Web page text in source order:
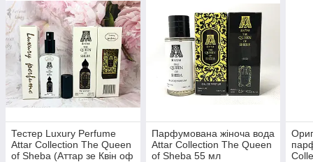
Тестер Luxury Perfume
Attar Collection The Queen
of Sheba (Аттар зе Квін оф
Парфумована жіноча вода
Attar Collection The Queen
of Sheba 55 мл